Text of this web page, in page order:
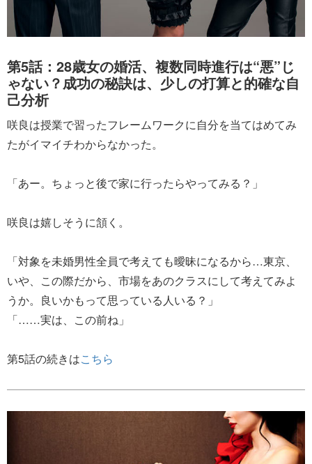
第5話：28歳女の婚活、複数同時進行は“悪”じ
ゃない？成功の秘訣は、少しの打算と的確な自
己分析
咲良は授業で習ったフレームワークに自分を当てはめてみ
たがイマイチわからなかった。
「あー。ちょっと後で家に行ったらやってみる？」
咲良は嬉しそうに頷く。
「対象を未婚男性全員で考えても曖昧になるから…東京、
いや、この際だから、市場をあのクラスにして考えてみよ
うか。良いかもって思っている人いる？」
「……実は、この前ね」
第5話の続きはこちら